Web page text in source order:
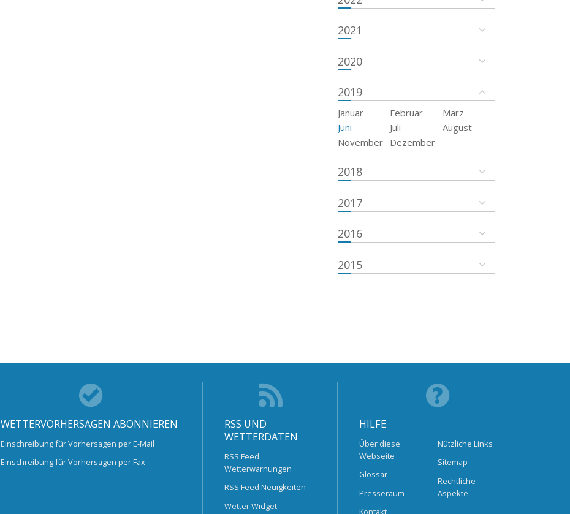
2021
2020
2019
Januar Februar
März
Juni
Juli
August
November
Dezember
2018
2017
2016
2015
WETTERVORHERSAGEN ABONNIEREN
Einschreibung für Vorhersagen per E-Mail
Einschreibung für Vorhersagen per Fax
RSS UND
WETTERDATEN
RSS Feed
Wetterwarnungen
RSS Feed Neuigkeiten
Wetter Widget
HILFE
Über diese
Webseite
Glossar
Presseraum
Kontakt
Nützliche Links
Sitemap
Rechtliche
Aspekte